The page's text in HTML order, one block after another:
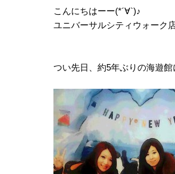
こんにちはーー(*´∀`)♪
ユニバーサルシティウォーク
つい先日、約5年ぶりの海遊